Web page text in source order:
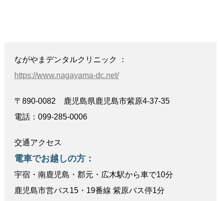
ながやまデンタルクリニック ：
https://www.nagayama-dc.net/
〒890-0082 鹿児島県鹿児島市紫原4-37-35
電話：099-285-0006
交通アクセス
電車でお越しの方：
宇宿・南鹿児島・郡元・広木駅から車で10分
鹿児島市営バス15・19番線 紫原バス停1分